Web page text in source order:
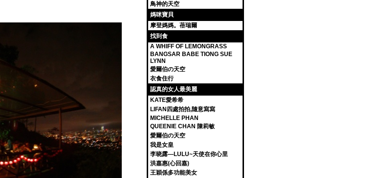
鳥神的天空
媽咪寶貝
摩登媽媽。蓓瑞爾
找到食
A WHIFF OF LEMONGRASS
BANGSAR BABE TIONG SUE
LYNN
愛爾伯の天空
衣食住行
認真的女人最美麗
KATE愛希希
LIFAN四處拍拍,隨意寫寫
MICHELLE PHAN
QUEENIE CHAN 陳莉敏
愛爾伯の天空
我是女皇
李晓露—LULU~天使在你心里
洪嘉惠(心回嘉)
王穎係多功能美女